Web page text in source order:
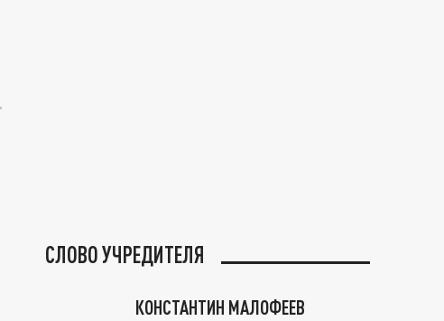
СЛОВО УЧРЕДИТЕЛЯ
КОНСТАНТИН МАЛОФЕЕВ